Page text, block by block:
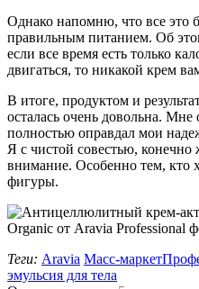
Однако напомню, что все это
правильным питанием. Об
если все время есть только
двигаться, то никакой крем
В итоге, продуктом и
осталась очень довольна.
полностью оправдал мои
Я с чистой совестью, конечно
внимание. Особенно тем, кто
фигуры.
Теги: Aravia Масс-маркет
эмульсия для тела